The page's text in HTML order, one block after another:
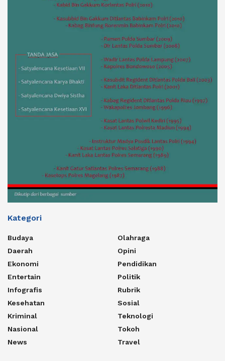
Kategori
Budaya
Daerah
Ekonomi
Entertain
Infografis
Kesehatan
Kriminal
Nasional
News
Olahraga
Opini
Pendidikan
Politik
Rubrik
Sosial
Teknologi
Tokoh
Travel